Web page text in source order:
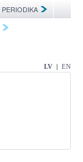
PERIODIKA
LV | EN